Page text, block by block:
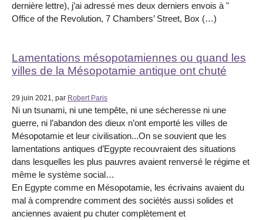
dernière lettre), j’ai adressé mes deux derniers envois à "
Office of the Revolution, 7 Chambers’ Street, Box (…)
Lamentations mésopotamiennes ou quand les
villes de la Mésopotamie antique ont chuté
29 juin 2021, par Robert Paris
Ni un tsunami, ni une tempête, ni une sécheresse ni une
guerre, ni l’abandon des dieux n’ont emporté les villes de
Mésopotamie et leur civilisation...On se souvient que les
lamentations antiques d’Egypte recouvraient des situations
dans lesquelles les plus pauvres avaient renversé le régime et
même le système social…
En Egypte comme en Mésopotamie, les écrivains avaient du
mal à comprendre comment des sociétés aussi solides et
anciennes avaient pu chuter complètement et